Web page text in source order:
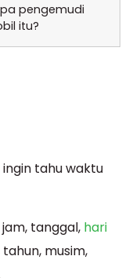
pengemudi
itu?
tahu waktu
tanggal, hari
tahun, musim,